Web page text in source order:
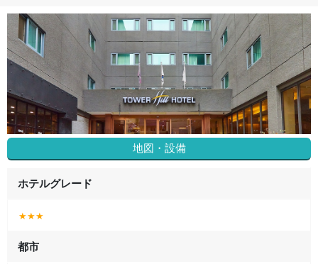
地図・設備
ホテルグレード
★★★
都市